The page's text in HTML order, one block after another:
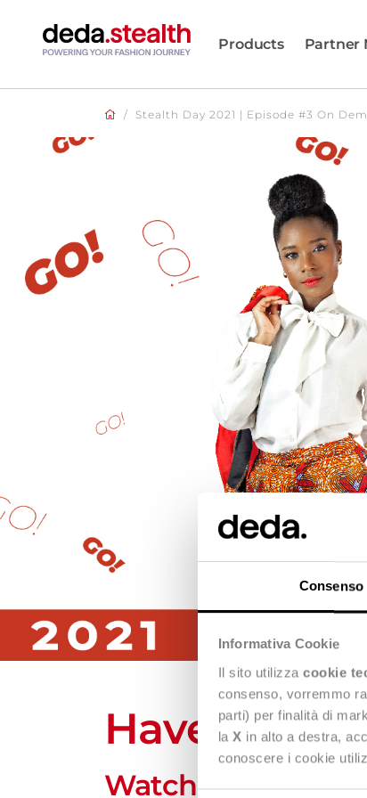
Consenso
Informativa Cookie
Il sito utilizza cookie
consenso, vorremmo
parti) per finalità di
la X in alto a destra,
conoscere i cookie
Products Partner
/ Stealth Day 2021 | Episode #3 On
Have you
Watch now